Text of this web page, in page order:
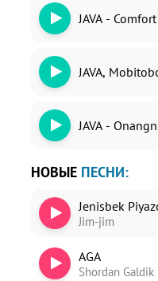
Bezori
Oshiq edim
JAVA - Comfort
JAVA,
JAVA -
НОВЫЕ ПЕСНИ:
Jenisbek
Jim-jim
AGA
Shordan Galdik